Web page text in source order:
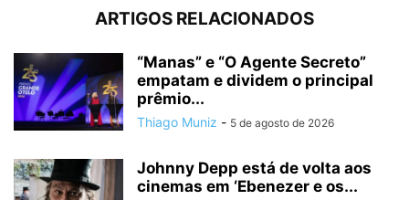
ARTIGOS RELACIONADOS
“Manas” e “O Agente Secreto”
empatam e dividem o principal
prêmio...
Thiago Muniz - 5 de agosto de 2026
Johnny Depp está de volta aos
cinemas em ‘Ebenezer e os...